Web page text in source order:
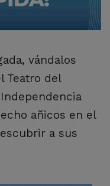
vándalos
Teatro del
añicos en el
a sus